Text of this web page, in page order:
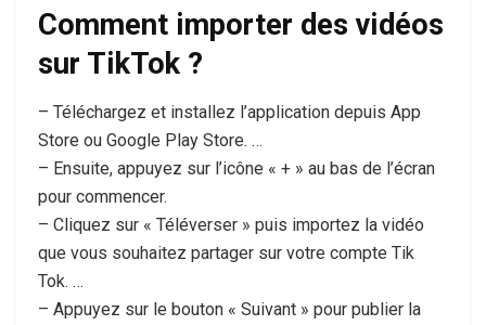
Comment importer des vidéos
sur TikTok ?
– Téléchargez et installez l’application depuis App
Store ou Google Play Store. …
– Ensuite, appuyez sur l’icône « + » au bas de l’écran
pour commencer.
– Cliquez sur « Téléverser » puis importez la vidéo
que vous souhaitez partager sur votre compte Tik
Tok. …
– Appuyez sur le bouton « Suivant » pour publier la